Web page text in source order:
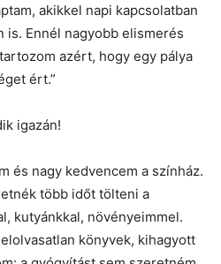
akikkel napi kapcsolatban
is. Ennél nagyobb elismerés
azért, hogy egy pálya
ért.”
igazán!
és nagy kedvencem a színház.
több időt tölteni a
kutyánkkal, növényeimmel.
könyvek, kihagyott